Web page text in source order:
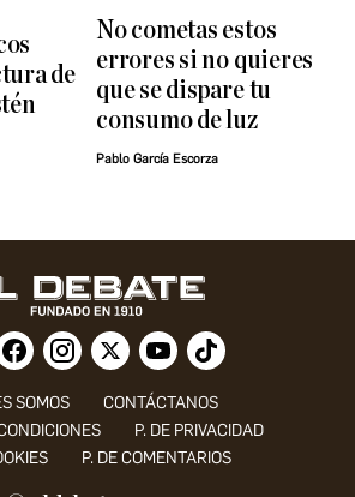
de
No cometas estos
errores si no quieres
que se dispare tu
consumo de luz
Pablo García Escorza
SOMOS
CONTÁCTANOS
P. DE PRIVACIDAD
P. DE COMENTARIOS